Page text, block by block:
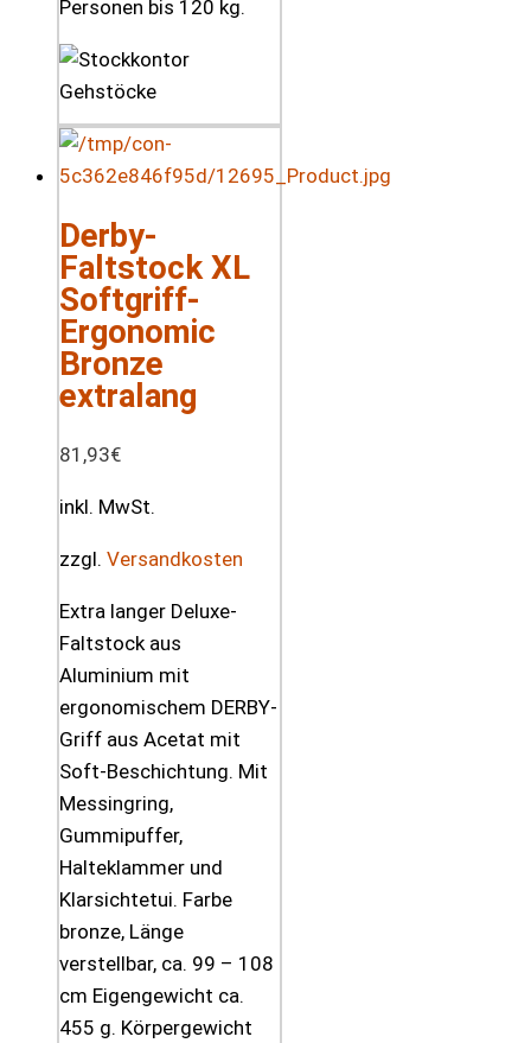
Personen bis 120 kg.
Derby-
Faltstock XL
Softgriff-
Ergonomic
Bronze
extralang
81,93€
inkl. MwSt.
zzgl. Versandkosten
Extra langer Deluxe-
Faltstock aus
Aluminium mit
ergonomischem DERBY-
Griff aus Acetat mit
Soft-Beschichtung. Mit
Messingring,
Gummipuffer,
Halteklammer und
Klarsichtetui. Farbe
bronze, Länge
verstellbar, ca. 99 – 108
cm Eigengewicht ca.
455 g. Körpergewicht